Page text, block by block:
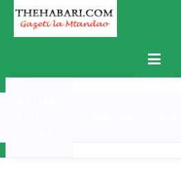
Skip
content
Menu